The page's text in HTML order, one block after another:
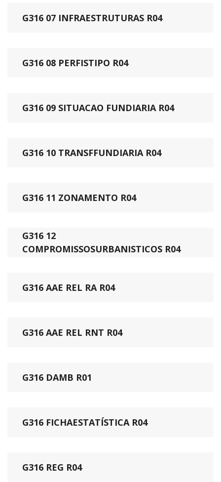
G316 07 INFRAESTRUTURAS R04
G316 08 PERFISTIPO R04
G316 09 SITUACAO FUNDIARIA R04
G316 10 TRANSFFUNDIARIA R04
G316 11 ZONAMENTO R04
G316 12
COMPROMISSOSURBANISTICOS R04
G316 AAE REL RA R04
G316 AAE REL RNT R04
G316 DAMB R01
G316 FICHAESTATÍSTICA R04
G316 REG R04